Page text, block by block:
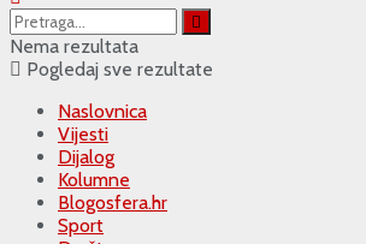
Nema rezultata
Pogledaj sve rezultate
Naslovnica
Vijesti
Dijalog
Kolumne
Blogosfera.hr
Sport